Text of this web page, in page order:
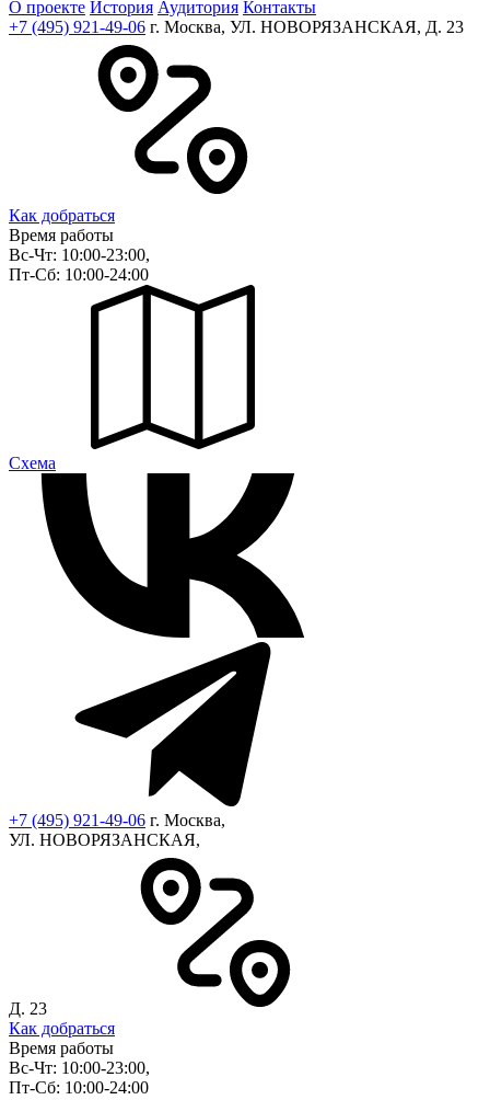
О проекте История Аудитория Контакты
+7 (495) 921-49-06 г. Москва, УЛ. НОВОРЯЗАНСКАЯ, Д. 23
Как добраться
Время работы
Вс-Чт: 10:00-23:00,
Пт-Сб: 10:00-24:00
Cхема
+7 (495) 921-49-06 г. Москва,
УЛ. НОВОРЯЗАНСКАЯ,
Д. 23
Как добраться
Время работы
Вс-Чт: 10:00-23:00,
Пт-Сб: 10:00-24:00